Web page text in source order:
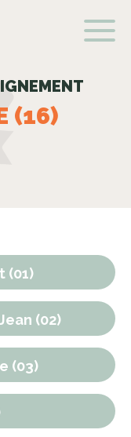
(16)
(01)
(02)
(03)